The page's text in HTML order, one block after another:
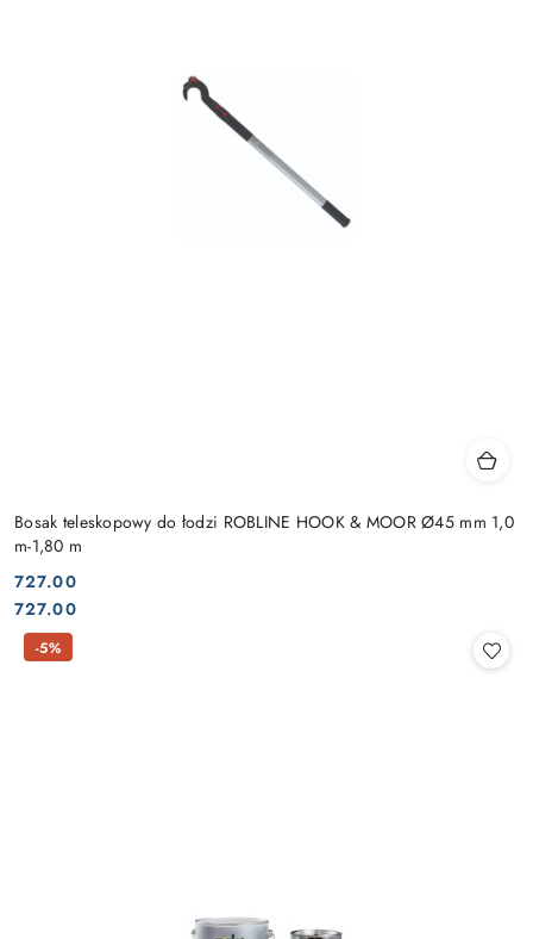
Bosak teleskopowy do łodzi ROBLINE HOOK & MOOR Ø45 mm 1,0
m-1,80 m
Cena:
727.00
Cena:
727.00
-5%